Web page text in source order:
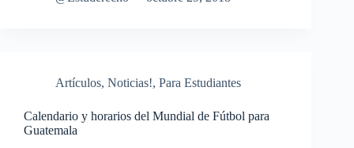
Artículos, Noticias!, Para Estudiantes
Calendario y horarios del Mundial de Fútbol para
Guatemala